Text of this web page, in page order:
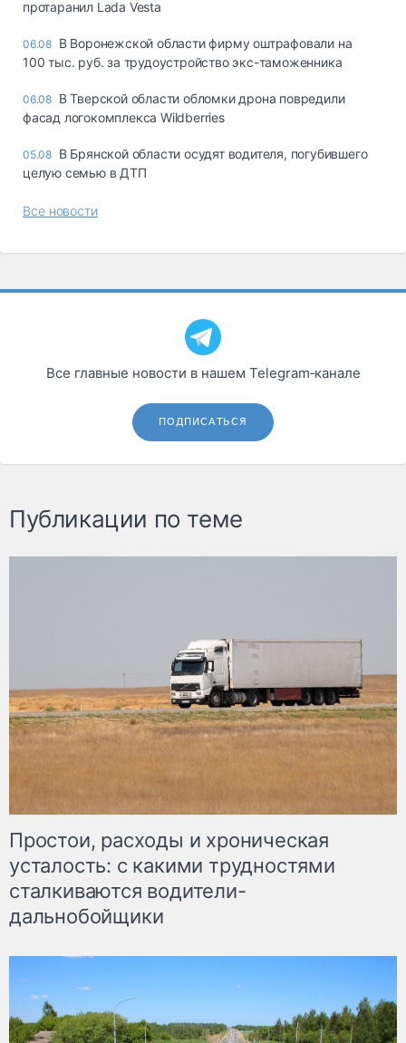
протаранил Lada Vesta
06.08 В Воронежской области фирму оштрафовали на
100 тыс. руб. за трудоустройство экс-таможенника
06.08 В Тверской области обломки дрона повредили
фасад логокомплекса Wildberries
05.08 В Брянской области осудят водителя, погубившего
целую семью в ДТП
Все новости
Все главные новости в нашем Telegram‑канале
ПОДПИСАТЬСЯ
Публикации по теме
Простои, расходы и хроническая
усталость: с какими трудностями
сталкиваются водители-
дальнобойщики